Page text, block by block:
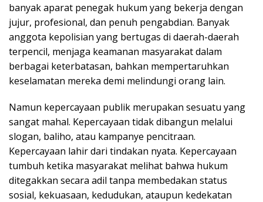
banyak aparat penegak hukum yang bekerja dengan
jujur, profesional, dan penuh pengabdian. Banyak
anggota kepolisian yang bertugas di daerah-daerah
terpencil, menjaga keamanan masyarakat dalam
berbagai keterbatasan, bahkan mempertaruhkan
keselamatan mereka demi melindungi orang lain.
Namun kepercayaan publik merupakan sesuatu yang
sangat mahal. Kepercayaan tidak dibangun melalui
slogan, baliho, atau kampanye pencitraan.
Kepercayaan lahir dari tindakan nyata. Kepercayaan
tumbuh ketika masyarakat melihat bahwa hukum
ditegakkan secara adil tanpa membedakan status
sosial, kekuasaan, kedudukan, ataupun kedekatan